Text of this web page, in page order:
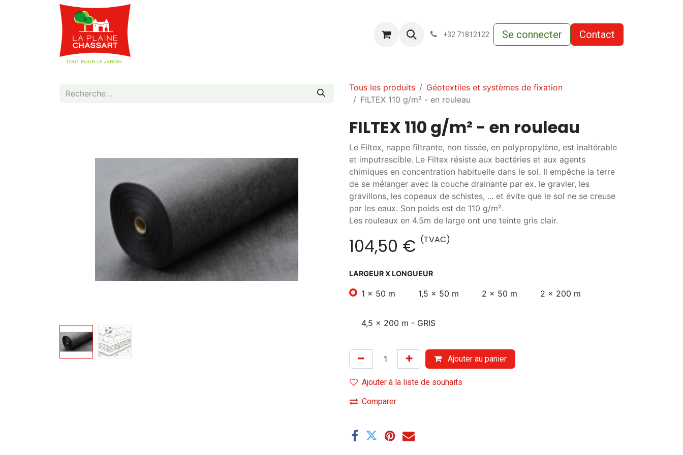
Conditions-generales-de-vente
+32 71812122 Se connecter Contact
Tous les produits
Géotextiles et systèmes de fixation
FILTEX 110 g/m² - en rouleau
FILTEX 110 g/m² - en rouleau
Le Filtex, nappe filtrante, non tissée, en polypropylène, est inaltérable
et imputrescible. Le Filtex résiste aux bactéries et aux agents
chimiques en concentration habituelle dans le sol. Il empêche la terre
de se mélanger avec la couche drainante par ex. le gravier, les
gravillons, les copeaux de schistes, ... et évite que le sol ne se creuse
par les eaux. Son poids est de 110 g/m².
Les rouleaux en 4.5m de large ont une teinte gris clair.
104,50 € (TVAC)
LARGEUR X LONGUEUR
1 x 50 m 1,5 x 50 m 2 x 50 m 2 x 200 m
4,5 x 200 m - GRIS
Ajouter au panier
Ajouter à la liste de souhaits
Comparer